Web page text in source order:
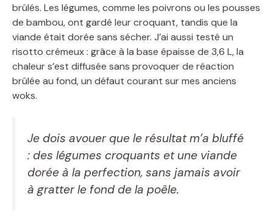
brûlés. Les légumes, comme les poivrons ou les pousses
de bambou, ont gardé leur croquant, tandis que la
viande était dorée sans sécher. J’ai aussi testé un
risotto crémeux : grâce à la base épaisse de 3,6 L, la
chaleur s’est diffusée sans provoquer de réaction
brûlée au fond, un défaut courant sur mes anciens
woks.
Je dois avouer que le résultat m’a bluffé
: des légumes croquants et une viande
dorée à la perfection, sans jamais avoir
à gratter le fond de la poêle.